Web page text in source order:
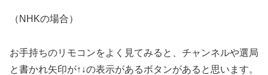
（NHKの場合）
お手持ちのリモコンをよく見てみると、チャンネルや選局
と書かれ矢印が↑↓の表示があるボタンがあると思います。